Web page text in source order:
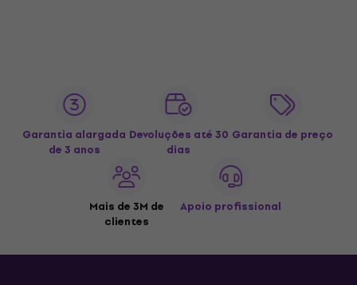
Garantia alargada
de 3 anos
Devoluções até 30
dias
Garantia de preço
Mais de 3M de
clientes
Apoio profissional